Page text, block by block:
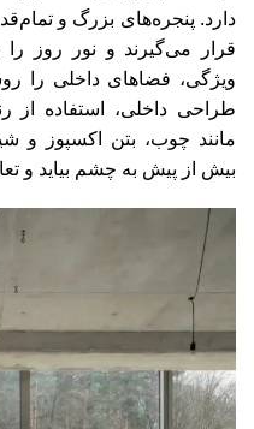
دارد. پنجره‌های بزرگ و
قرار می‌گیرند و نور روز
ویژگی، فضاهای داخلی را
طراحی داخلی، استفاده از
مانند چوب، بتن اکسپوز و
بیش از پیش به چشم بیاید و